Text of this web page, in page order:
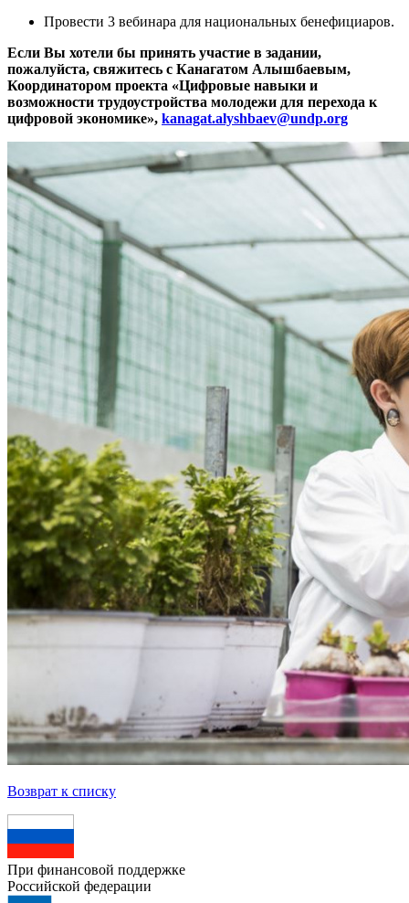
Провести 3 вебинара для национальных бенефициаров.
Если Вы хотели бы принять участие в задании,
пожалуйста, свяжитесь с Канагатом Алышбаевым,
Координатором проекта «Цифровые навыки и
возможности трудоустройства молодежи для перехода к
цифровой экономике», kanagat.alyshbaev@undp.org
Возврат к списку
При финансовой поддержке
Российской федерации